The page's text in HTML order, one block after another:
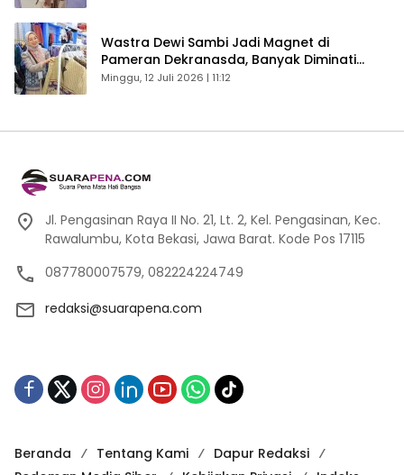
Wastra Dewi Sambi Jadi Magnet di
Pameran Dekranasda, Banyak Diminati
Pengunjung
Minggu, 12 Juli 2026 | 11:12
Jl. Pengasinan Raya II No. 21, Lt. 2, Kel. Pengasinan, Kec.
Rawalumbu, Kota Bekasi, Jawa Barat. Kode Pos 17115
087780007579, 082224224749
redaksi@suarapena.com
Beranda Tentang Kami
Dapur Redaksi